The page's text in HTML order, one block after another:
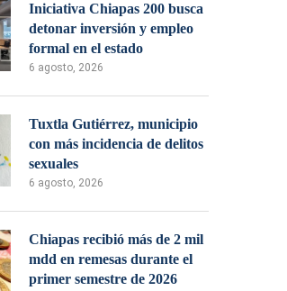
Iniciativa Chiapas 200 busca
detonar inversión y empleo
formal en el estado
6 agosto, 2026
Tuxtla Gutiérrez, municipio
con más incidencia de delitos
sexuales
6 agosto, 2026
Chiapas recibió más de 2 mil
mdd en remesas durante el
primer semestre de 2026